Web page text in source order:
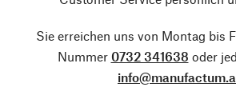
Sie erreichen uns von Montag bis
Nummer 0732 341638 oder